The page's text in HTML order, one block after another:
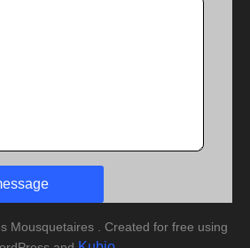
Mousquetaires . Created for free using